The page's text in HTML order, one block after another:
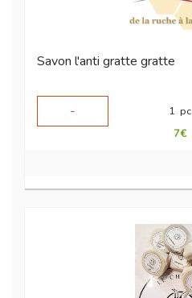
Savon l'anti gratte gratte
-
1 pc
7€